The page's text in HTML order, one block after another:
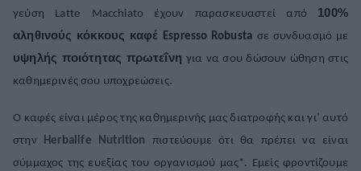
Deco
Green
Αφιερώματα
ΒΟΞ
γεύση Latte Macchiato έχουν παρασκευαστεί από 100%
αληθινούς κόκκους καφέ Espresso Robusta σε συνδυασμό με
υψηλής ποιότητας πρωτεΐνη για να σου δώσουν ώθηση στις
καθημερινές σου υποχρεώσεις.
Ο καφές είναι μέρος της καθημερινής μας διατροφής και γι’ αυτό
στην Herbalife Nutrition
πιστεύουμε ότι θα πρέπει να είναι
σύμμαχος της ευεξίας του οργανισμού μας*. Εμείς φροντίζουμε